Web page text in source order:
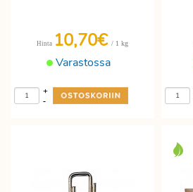
Varastossa
Hinta 10,70€ / 1 kg
-
+